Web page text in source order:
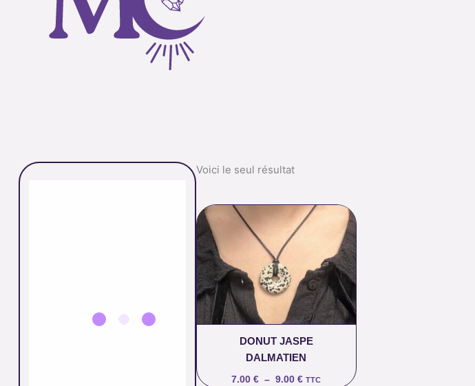
Voici le seul résultat
DONUT JASPE
DALMATIEN
7.00€ – 9.00€
Plage
de
9.00 €
TTC